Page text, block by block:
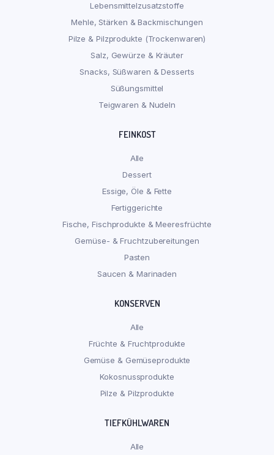
Lebensmittelzusatzstoffe
Mehle, Stärken & Backmischungen
Pilze & Pilzprodukte (Trockenwaren)
Salz, Gewürze & Kräuter
Snacks, Süßwaren & Desserts
Süßungsmittel
Teigwaren & Nudeln
FEINKOST
Alle
Dessert
Essige, Öle & Fette
Fertiggerichte
Fische, Fischprodukte & Meeresfrüchte
Gemüse- & Fruchtzubereitungen
Pasten
Saucen & Marinaden
KONSERVEN
Alle
Früchte & Fruchtprodukte
Gemüse & Gemüseprodukte
Kokosnussprodukte
Pilze & Pilzprodukte
TIEFKÜHLWAREN
Alle